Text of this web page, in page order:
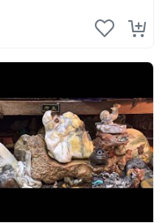
飾壽山石雞血石壽山雞血石原